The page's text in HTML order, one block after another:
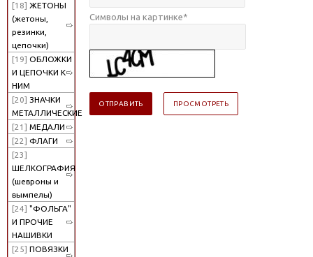
[18] ЖЕТОНЫ
(жетоны,
резинки,
цепочки)
[19] ОБЛОЖКИ
И ЦЕПОЧКИ К
НИМ
[20] ЗНАЧКИ
МЕТАЛЛИЧЕСКИЕ
[21] МЕДАЛИ
[22] ФЛАГИ
[23]
ШЕЛКОГРАФИЯ
(шевроны и
вымпелы)
[24] "ФОЛЬГА"
И ПРОЧИЕ
НАШИВКИ
[25] ПОВЯЗКИ
Символы на картинке*